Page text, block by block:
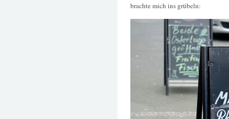
brachte mich ins grübeln: